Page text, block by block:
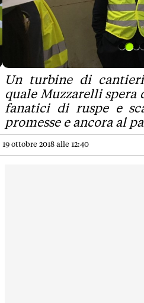
Un turbine di
quale Muzzarelli
fanatici di ruspe e
promesse e ancora al
19 ottobre 2018 alle 12:40